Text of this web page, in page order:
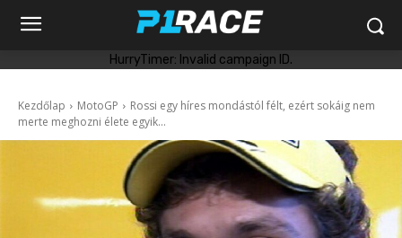
HurryTimer: Invalid campaign ID.
Kezdőlap MotoGP
Rossi egy híres mondástól félt, ezért sokáig nem
merte meghozni élete egyik...